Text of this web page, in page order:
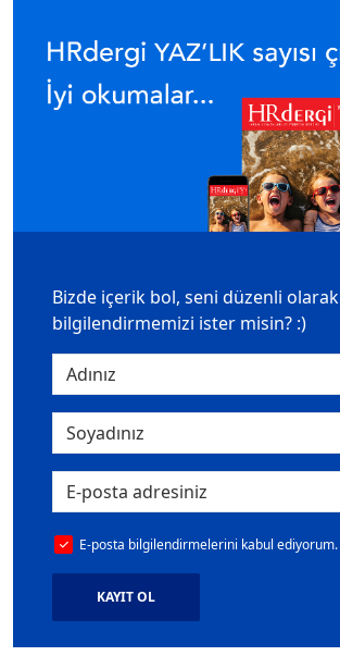
Bizde içerik bol, seni düzenli olarak
bilgilendirmemizi ister misin? :)
E-posta bilgilendirmelerini kabul ediyorum.
KAYIT OL